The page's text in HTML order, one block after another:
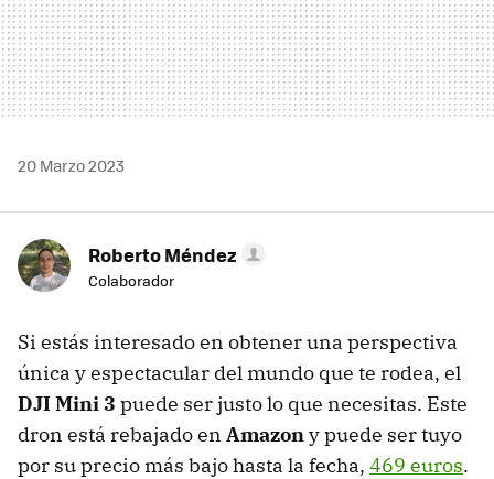
20 Marzo 2023
Roberto Méndez
Colaborador
Si estás interesado en obtener una perspectiva
única y espectacular del mundo que te rodea, el
DJI Mini 3 puede ser justo lo que necesitas. Este
dron está rebajado en Amazony puede ser tuyo
por su precio más bajo hasta la fecha, 469 euros.